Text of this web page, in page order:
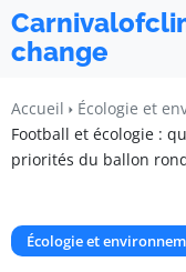
change
Accueil
Écologie et
Football et écologie :
priorités du ballon
Écologie et